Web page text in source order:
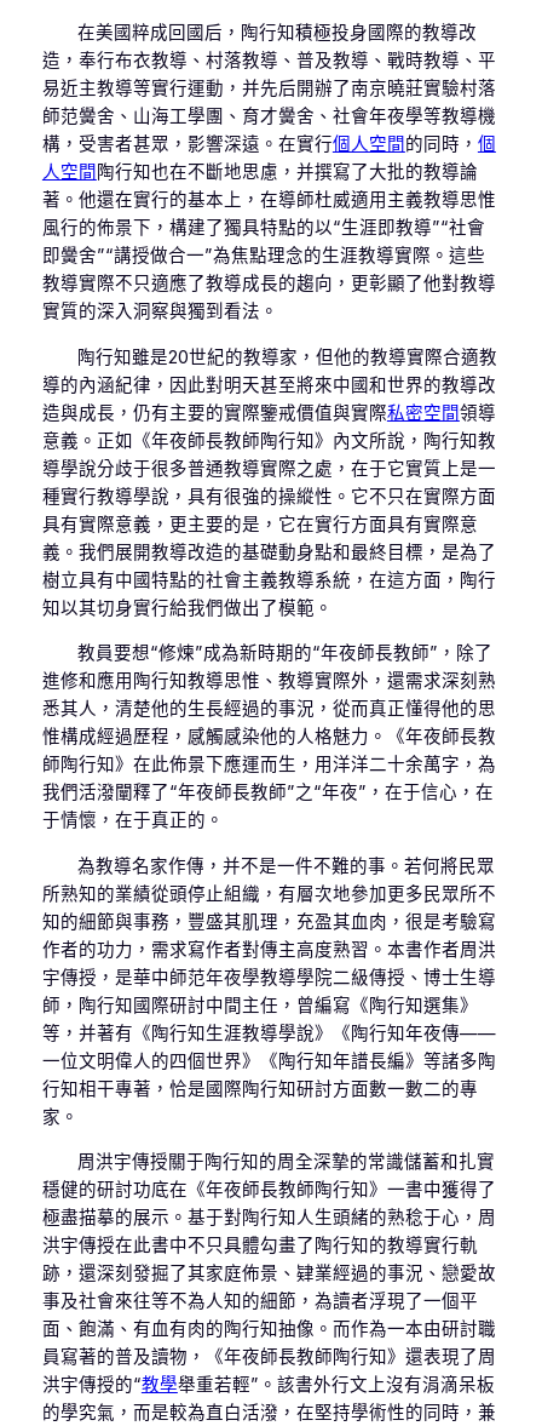
在美國粹成回國后，陶行知積極投身國際的教導改
造，奉行布衣教導、村落教導、普及教導、戰時教導、平
易近主教導等實行運動，并先后開辦了南京曉莊實驗村落
師范黌舍、山海工學團、育才黌舍、社會年夜學等教導機
構，受害者甚眾，影響深遠。在實行個人空間的同時， 個
人空間 陶行知也在不斷地思慮，并撰寫了大批的教導論
著。他還在實行的基本上，在導師杜威適用主義教導思惟
風行的佈景下，構建了獨具特點的以“生涯即教導”“社會
即黌舍”“講授做合一”為焦點理念的生涯教導實際。這些
教導實際不只適應了教導成長的趨向，更彰顯了他對教導
實質的深入洞察與獨到看法。
陶行知雖是20世紀的教導家，但他的教導實際合適教
導的內涵紀律，因此對明天甚至將來中國和世界的教導改
造與成長，仍有主要的實際鑒戒價值與實際私密空間領導
意義。正如《年夜師長教師陶行知》內文所說，陶行知教
導學說分歧于很多普通教導實際之處，在于它實質上是一
種實行教導學說，具有很強的操縱性。它不只在實際方面
具有實際意義，更主要的是，它在實行方面具有實際意
義。我們展開教導改造的基礎動身點和最終目標，是為了
樹立具有中國特點的社會主義教導系統，在這方面，陶行
知以其切身實行給我們做出了模範。
教員要想“修煉”成為新時期的“年夜師長教師”，除了
進修和應用陶行知教導思惟、教導實際外，還需求深刻熟
悉其人，清楚他的生長經過的事況，從而真正懂得他的思
惟構成經過歷程，感觸感染他的人格魅力。《年夜師長教
師陶行知》在此佈景下應運而生，用洋洋二十余萬字，為
我們活潑闡釋了“年夜師長教師”之“年夜”，在于信心，在
于情懷，在于真正的。
為教導名家作傳，并不是一件不難的事。若何將民眾
所熟知的業績從頭停止組織，有層次地參加更多民眾所不
知的細節與事務，豐盛其肌理，充盈其血肉，很是考驗寫
作者的功力，需求寫作者對傳主高度熟習。本書作者周洪
宇傳授，是華中師范年夜學教導學院二級傳授、博士生導
師，陶行知國際研討中間主任，曾編寫《陶行知選集》
等，并著有《陶行知生涯教導學說》《陶行知年夜傳——
一位文明偉人的四個世界》《陶行知年譜長編》等諸多陶
行知相干專著，恰是國際陶行知研討方面數一數二的專
家。
周洪宇傳授關于陶行知的周全深摯的常識儲蓄和扎實
穩健的研討功底在《年夜師長教師陶行知》一書中獲得了
極盡描摹的展示。基于對陶行知人生頭緒的熟稔于心，周
洪宇傳授在此書中不只具體勾畫了陶行知的教導實行軌
跡，還深刻發掘了其家庭佈景、肄業經過的事況、戀愛故
事及社會來往等不為人知的細節，為讀者浮現了一個平
面、飽滿、有血有肉的陶行知抽像。而作為一本由研討職
員寫著的普及讀物，《年夜師長教師陶行知》還表現了周
洪宇傳授的“教學舉重若輕”。該書外行文上沒有涓滴呆板
的學究氣，而是較為直白活潑，在堅持學術性的同時，兼